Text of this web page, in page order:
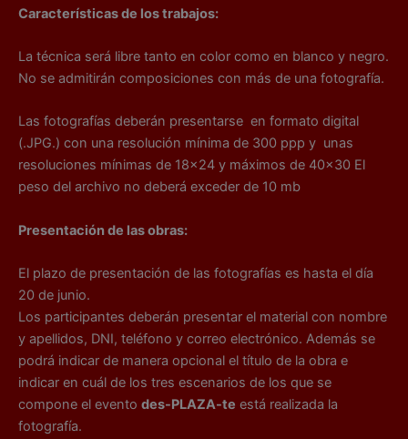
Características de los trabajos:
La técnica será libre tanto en color como en blanco y negro.
No se admitirán composiciones con más de una fotografía.
Las fotografías deberán presentarse en formato digital
(.JPG.) con una resolución mínima de 300 ppp y unas
resoluciones mínimas de 18×24 y máximos de 40×30 El
peso del archivo no deberá exceder de 10 mb
Presentación de las obras:
El plazo de presentación de las fotografías es hasta el día
20 de junio.
Los participantes deberán presentar el material con nombre
y apellidos, DNI, teléfono y correo electrónico. Además se
podrá indicar de manera opcional el título de la obra e
indicar en cuál de los tres escenarios de los que se
compone el evento des-PLAZA-te está realizada la
fotografía.